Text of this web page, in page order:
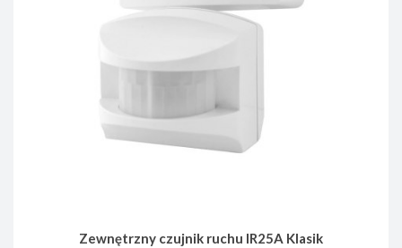
Zewnętrzny czujnik ruchu IR25A Klasik